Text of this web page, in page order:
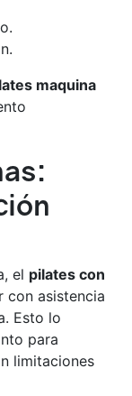
maquina
el pilates con
con asistencia
Esto lo
para
limitaciones